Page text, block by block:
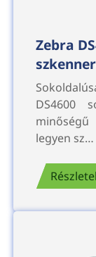
Zebra
DS4600
legyen sz…